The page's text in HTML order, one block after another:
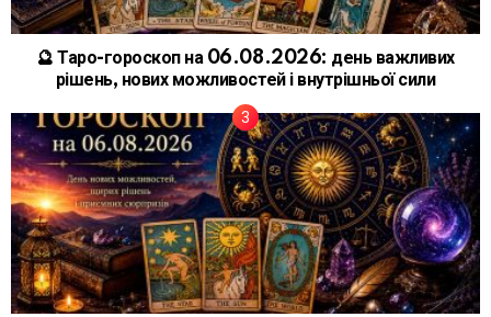
🔮 Таро-гороскоп на 06.08.2026: день важливих
рішень, нових можливостей і внутрішньої сили